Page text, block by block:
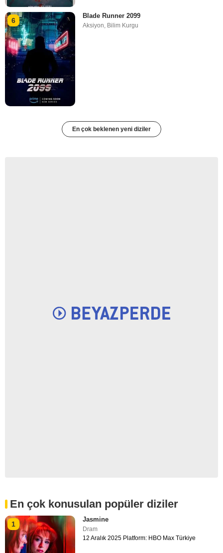
6
Blade Runner 2099
Aksiyon, Bilim Kurgu
En çok beklenen yeni diziler
En çok konusulan popüler diziler
1
Jasmine
Dram
12 Aralık 2025 Platform: HBO Max Türkiye